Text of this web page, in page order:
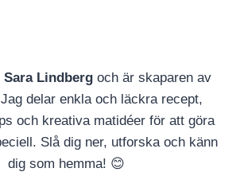
Sara Lindberg och är skaparen av
Jag delar enkla och läckra recept,
och kreativa matidéer för att göra
Slå dig ner, utforska och känn
dig som hemma! 😊